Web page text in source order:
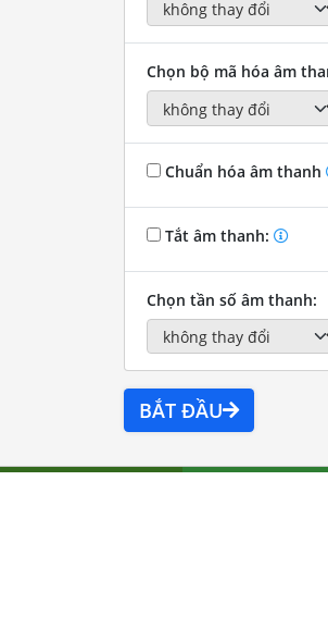
Chọn bộ mã hóa âm
Chuẩn hóa âm thanh
Tắt âm thanh:
Chọn tần số âm thanh:
BẮT ĐẦU